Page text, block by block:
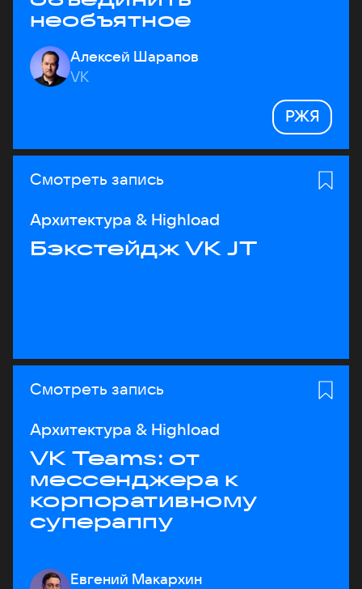
необъятное
Алексей Шарапов
VK
РЖЯ
Смотреть запись
Архитектура & Highload
Бэкстейдж VK JT
Смотреть запись
Архитектура & Highload
VK Teams: от
мессенджера к
корпоративному
супераппу
Евгений Макархин